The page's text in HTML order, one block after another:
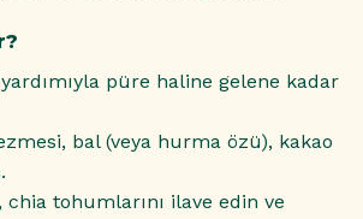
püre haline gelene kadar
bal (veya hurma özü), kakao
chia tohumlarını ilave edin ve